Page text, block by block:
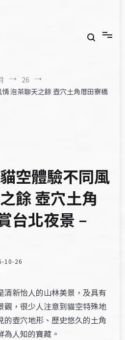
26
泡茶聊天之餘 壺穴土角厝田寮橋
空體驗不同風
餘 壺穴土角
台北夜景 –
10-26
清新怡人的山林美景，及具有
觀，很少人注意到貓空特殊地
的壺穴地形、歷史悠久的土角
人知的寶藏。